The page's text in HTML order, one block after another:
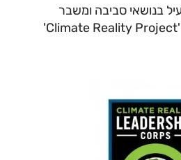
בנושאי סביבה ומשבר
האקלים. מתנדב בארגון 'Climate Reality Project'